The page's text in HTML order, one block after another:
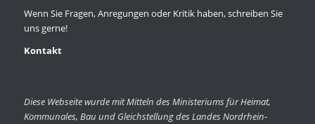
Wenn Sie Fragen, Anregungen oder Kritik haben, schreiben Sie
uns gerne!
Kontakt
Diese Webseite wurde mit Mitteln des Ministeriums für Heimat,
Kommunales, Bau und Gleichstellung des Landes Nordrhein-